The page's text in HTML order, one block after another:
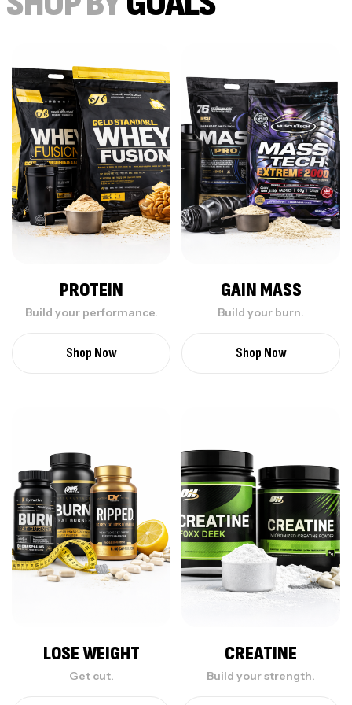
PROTEIN
Build your performance.
Shop Now
GAIN MASS
Build your burn.
Shop Now
LOSE WEIGHT
Get cut.
CREATINE
Build your strength.